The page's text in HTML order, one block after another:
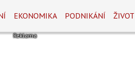
EKONOMIKA PODNIKÁNÍ